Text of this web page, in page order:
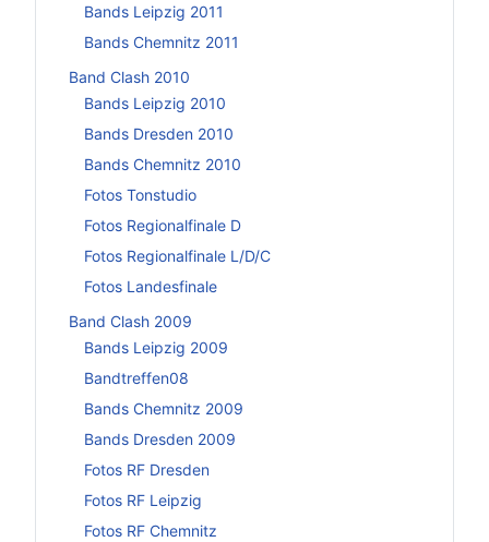
Bands Leipzig 2011
Bands Chemnitz 2011
Band Clash 2010
Bands Leipzig 2010
Bands Dresden 2010
Bands Chemnitz 2010
Fotos Tonstudio
Fotos Regionalfinale D
Fotos Regionalfinale L/D/C
Fotos Landesfinale
Band Clash 2009
Bands Leipzig 2009
Bandtreffen08
Bands Chemnitz 2009
Bands Dresden 2009
Fotos RF Dresden
Fotos RF Leipzig
Fotos RF Chemnitz